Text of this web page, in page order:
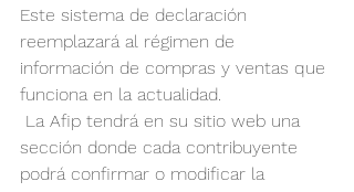
Este sistema de declaración
reemplazará al régimen de
información de compras y ventas que
funciona en la actualidad.
sección donde cada contribuyente
podrá confirmar o modificar la